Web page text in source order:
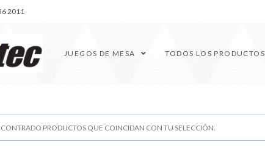
2011
JUEGOS DE MESA TODOS LOS PRODUCTOS
PRODUCTOS QUE COINCIDAN CON TU SELECCIÓN.